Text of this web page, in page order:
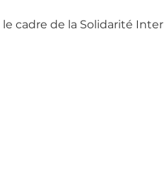
cadre de la Solidarité